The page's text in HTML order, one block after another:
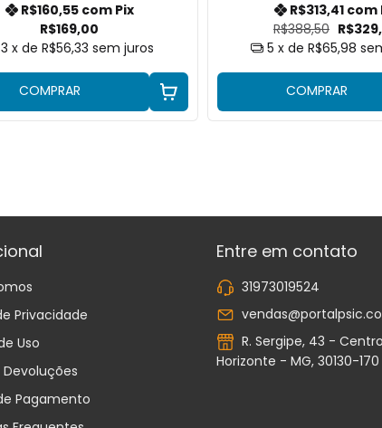
R$169,00
R$160,55 com Pix
3 x de R$56,33 sem juros
COMPRAR
R$388,50
R$313,41 com
5 x de R$65,98
COMPRAR
Privacidade
Uso
Pagamento
Entre em contato
31973019524
R. Sergipe, 43 -
Horizonte - MG, 30130-170